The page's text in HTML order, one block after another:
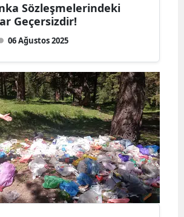
Sinop
Tekirdağ
Tokat
Trabzon
Tunceli
Şanlıurfa
Uşak
Van
Sözleşmelerindeki
Geçersizdir!
06 Ağustos 2025